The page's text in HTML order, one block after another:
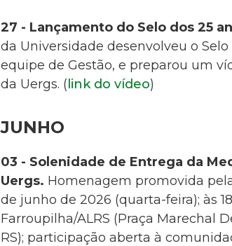
27 - Lançamento do Selo dos 25
da Universidade desenvolveu o
equipe de Gestão, e preparou um
da Uergs. ( link do vídeo)
JUNHO
03 - Solenidade de Entrega da
Uergs. Homenagem promovida
de junho de 2026 (quarta-feira); às
Farroupilha/ALRS (Praça Marechal
RS); participação aberta à